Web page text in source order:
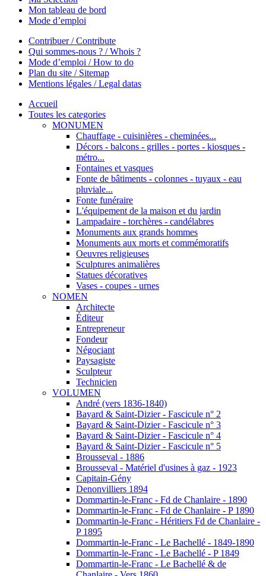
Mon tableau de bord
Mode d’emploi
Contribuer / Contribute
Qui sommes-nous ? / Whois ?
Mode d’emploi / How to do
Plan du site / Sitemap
Mentions légales / Legal datas
Accueil
Toutes les categories
MONUMEN
Chauffage - cuisinières - cheminées...
Décors - balcons - grilles - portes - kiosques -
métro...
Fontaines et vasques
Fonte de bâtiments - colonnes - tuyaux - eau
pluviale...
Fonte funéraire
L'équipement de la maison et du jardin
Lampadaire - torchères - candélabres
Monuments aux grands hommes
Monuments aux morts et commémoratifs
Oeuvres religieuses
Sculptures animalières
Statues décoratives
Vases - coupes - urnes
NOMEN
Architecte
Éditeur
Entrepreneur
Fondeur
Négociant
Paysagiste
Sculpteur
Technicien
VOLUMEN
André (vers 1836-1840)
Bayard & Saint-Dizier - Fascicule n° 2
Bayard & Saint-Dizier - Fascicule n° 3
Bayard & Saint-Dizier - Fascicule n° 4
Bayard & Saint-Dizier - Fascicule n° 5
Brousseval - 1886
Brousseval - Matériel d'usines à gaz - 1923
Capitain-Gény
Denonvilliers 1894
Dommartin-le-Franc - Fd de Chanlaire - 1890
Dommartin-le-Franc - Fd de Chanlaire - P 1890
Dommartin-le-Franc - Héritiers Fd de Chanlaire -
P 1895
Dommartin-le-Franc - Le Bachellé - 1849-1890
Dommartin-le-Franc - Le Bachellé - P 1849
Dommartin-le-Franc - Le Bachellé & de